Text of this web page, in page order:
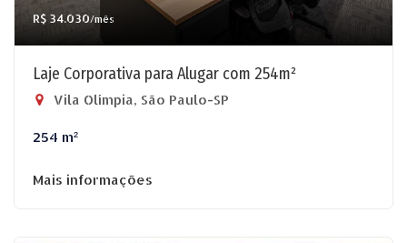
R$ 34.030/mês
Laje Corporativa para Alugar com 254m²
Vila Olímpia, São Paulo-SP
254 m²
Mais informações